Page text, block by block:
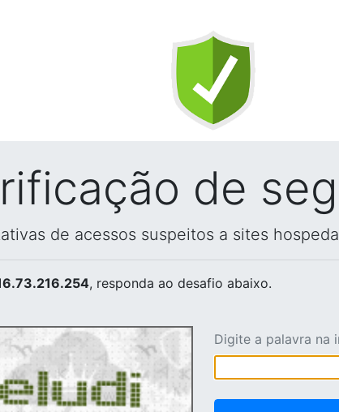
de
de acessos suspeitos a sites
, responda ao desafio abaixo.
Digite a palavra na